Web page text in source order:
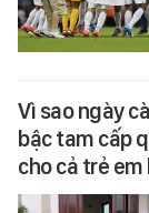
Vì sao ngày
bậc tam cấp
cho cả trẻ